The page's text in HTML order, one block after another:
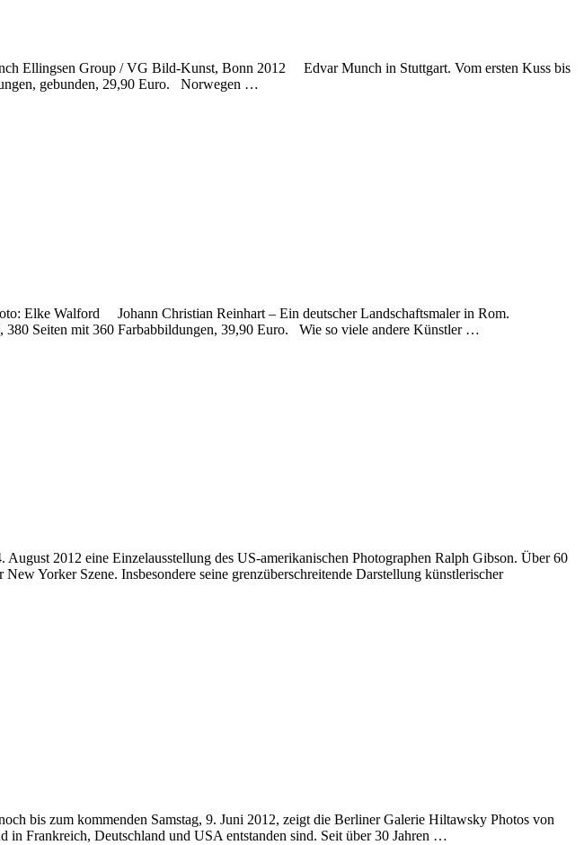
Ellingsen Group / VG Bild-Kunst, Bonn 2012 Edvar Munch in Stuttgart. Vom ersten Kuss bis
gebunden, 29,90 Euro. Norwegen …
Elke Walford Johann Christian Reinhart – Ein deutscher Landschaftsmaler in Rom.
Seiten mit 360 Farbabbildungen, 39,90 Euro. Wie so viele andere Künstler …
2012 eine Einzelausstellung des US-amerikanischen Photographen Ralph Gibson. Über 60
Yorker Szene. Insbesondere seine grenzüberschreitende Darstellung künstlerischer
zum kommenden Samstag, 9. Juni 2012, zeigt die Berliner Galerie Hiltawsky Photos von
in Frankreich, Deutschland und USA entstanden sind. Seit über 30 Jahren …